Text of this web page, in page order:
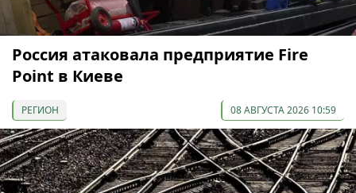
Россия атаковала предприятие Fire
Point в Киеве
РЕГИОН 08 АВГУСТА 2026 10:59